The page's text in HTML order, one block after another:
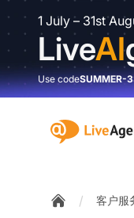
1 July – 31st
LiveAI
Use codeSUMMER-
:site.title
/ 客户服